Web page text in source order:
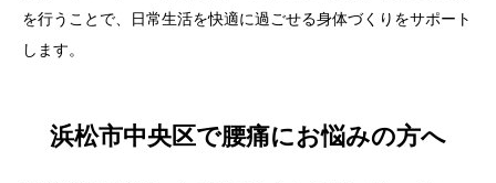
を行うことで、日常生活を快適に過ごせる身体づくりをサポート
します。
浜松市中央区で腰痛にお悩みの方へ